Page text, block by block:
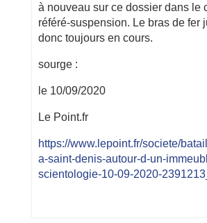
à nouveau sur ce dossier dans le
référé-suspension. Le bras de fer
donc toujours en cours.
sourge :
le 10/09/2020
Le Point.fr
https://www.lepoint.fr/societe/
a-saint-denis-autour-d-un-
scientologie-10-09-2020-